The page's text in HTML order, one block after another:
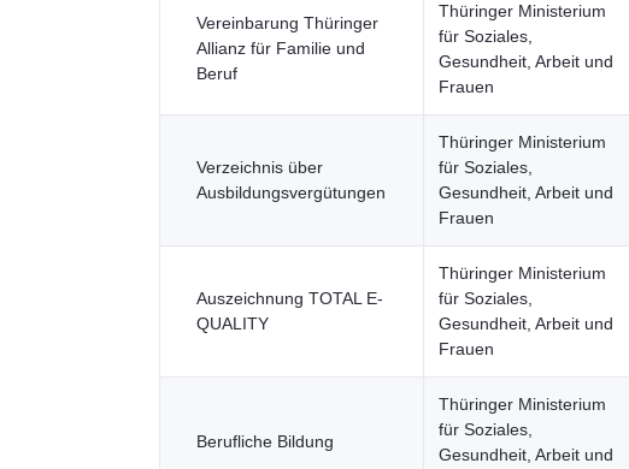
Vereinbarung Thüringer
Allianz für Familie und
Beruf
Thüringer Ministerium
für Soziales,
Gesundheit, Arbeit und
Frauen
Verzeichnis über
Ausbildungsvergütungen
Thüringer Ministerium
für Soziales,
Gesundheit, Arbeit und
Frauen
Auszeichnung TOTAL E-
QUALITY
Thüringer Ministerium
für Soziales,
Gesundheit, Arbeit und
Frauen
Berufliche Bildung
Thüringer Ministerium
für Soziales,
Gesundheit, Arbeit und